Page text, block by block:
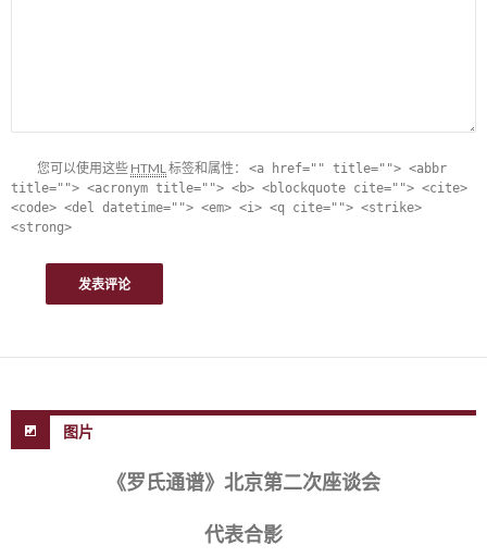
您可以使用这些 HTML标签和属性： <a href="" title=""> <abbr
title=""> <acronym title=""> <b> <blockquote cite=""> <cite>
<code> <del datetime=""> <em> <i> <q cite=""> <strike>
<strong>
图片
《罗氏通谱》北京第二次座谈会
代表合影